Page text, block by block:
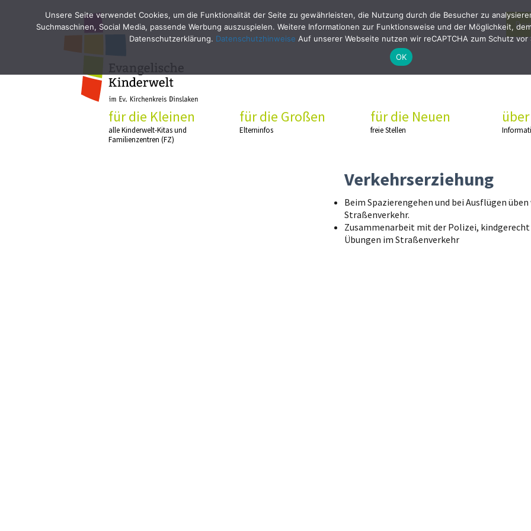
für die Kleinen
alle Kinderwelt-Kitas und
Familienzentren (FZ)
für die Großen
Elterninfos
für die Neuen
freie Stellen
Verkehrserziehung
Beim Spazierengehen und bei Ausflügen
Straßenverkehr.
Zusammenarbeit mit der Polizei,
Übungen im Straßenverkehr
Unsere Seite verwendet Cookies, um die Funktionalität der Seite zu gewährleisten, die Nutzung durch die Besucher zu
Suchmaschinen, Social Media, passende Werbung auszuspielen. Weitere Informationen zur Funktionsweise und der Möglichkeit,
Datenschutzerklärung. Datenschutzhinweise Auf unserer Webseite nutzen wir reCAPTCHA zum Schutz
OK